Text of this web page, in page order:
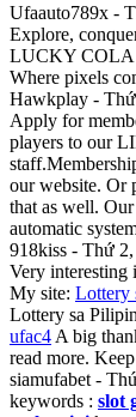
Ufaauto789x -
Explore,
LUCKY COLA
Where pixels
Hawkplay -
Apply for
players to our
our website. Or
that as well.
automatic
918kiss - Thứ
Very
My site: Lottery
Lottery sa
ufac4 A big
read more.
siamufabet -
keywords : slot